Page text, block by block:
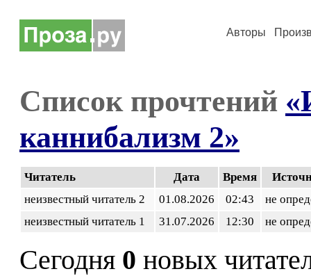
Авторы
Список прочтений
каннибализм 2»
Читатель Дата Время
неизвестный читатель 2
01.08.2026 02:43
не
неизвестный читатель 1
31.07.2026 12:30 не
Сегодня 0 новых